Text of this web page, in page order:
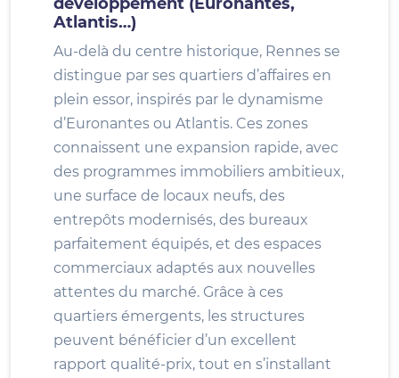
Atlantis…)
Au-delà du centre historique, Rennes se
distingue par ses quartiers d’affaires en
plein essor, inspirés par le dynamisme
d’Euronantes ou Atlantis. Ces zones
connaissent une expansion rapide, avec
des programmes immobiliers ambitieux,
une surface de locaux neufs, des
entrepôts modernisés, des bureaux
parfaitement équipés, et des espaces
commerciaux adaptés aux nouvelles
attentes du marché. Grâce à ces
quartiers émergents, les structures
peuvent bénéficier d’un excellent
rapport qualité-prix, tout en s’installant